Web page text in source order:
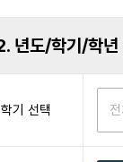
년도/학기/학년
학기 선택